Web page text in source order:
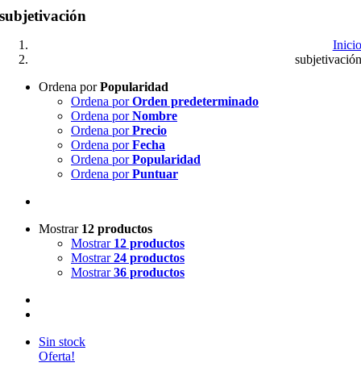
subjetivación
Inicio
subjetivación
Ordena porPopularidad
Ordena porOrden predeterminado
Ordena porNombre
Ordena porPrecio
Ordena porFecha
Ordena porPopularidad
Ordena porPuntuar
Mostrar 12 productos
Mostrar 12 productos
Mostrar24 productos
Mostrar36 productos
Sin stock
Oferta!